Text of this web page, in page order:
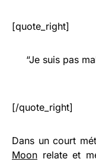
[quote_right]
“Je suis pas
[/quote_right]
Dans un court
Moon relate et